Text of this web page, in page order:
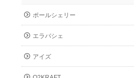
ポールシェリー
エラバシェ
アイズ